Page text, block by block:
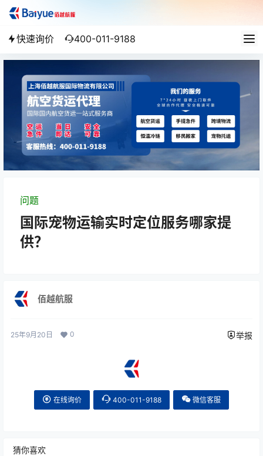
快速询价 400-011-9188
问题
国际宠物运输实时定位服务哪家提
供？
佰越航服
25年9月20日 0 举报
在线询价 400-011-9188 微信客服
猜你喜欢